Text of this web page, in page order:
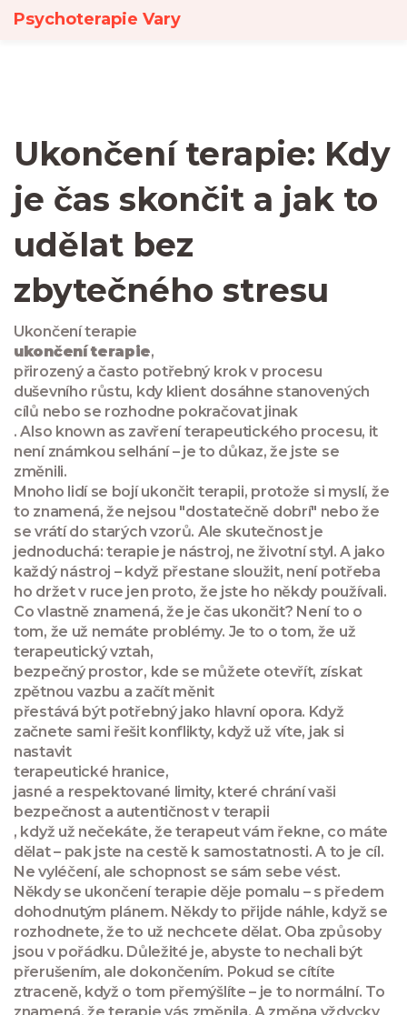
Psychoterapie Vary
Ukončení terapie: Kdy
je čas skončit a jak to
udělat bez
zbytečného stresu
Ukončení terapie
ukončení terapie,
přirozený a často potřebný krok v procesu
duševního růstu, kdy klient dosáhne stanovených
cílů nebo se rozhodne pokračovat jinak
. Also known as zavření terapeutického procesu, it
není známkou selhání – je to důkaz, že jste se
změnili.
Mnoho lidí se bojí ukončit terapii, protože si myslí, že
to znamená, že nejsou "dostatečně dobrí" nebo že
se vrátí do starých vzorů. Ale skutečnost je
jednoduchá: terapie je nástroj, ne životní styl. A jako
každý nástroj – když přestane sloužit, není potřeba
ho držet v ruce jen proto, že jste ho někdy používali.
Co vlastně znamená, že je čas ukončit? Není to o
tom, že už nemáte problémy. Je to o tom, že už
terapeutický vztah,
bezpečný prostor, kde se můžete otevřít, získat
zpětnou vazbu a začít měnit
přestává být potřebný jako hlavní opora. Když
začnete sami řešit konflikty, když už víte, jak si
nastavit
terapeutické hranice,
jasné a respektované limity, které chrání vaši
bezpečnost a autentičnost v terapii
, když už nečekáte, že terapeut vám řekne, co máte
dělat – pak jste na cestě k samostatnosti. A to je cíl.
Ne vyléčení, ale schopnost se sám sebe vést.
Někdy se ukončení terapie děje pomalu – s předem
dohodnutým plánem. Někdy to přijde náhle, když se
rozhodnete, že to už nechcete dělat. Oba způsoby
jsou v pořádku. Důležité je, abyste to nechali být
přerušením, ale dokončením. Pokud se cítíte
ztraceně, když o tom přemýšlíte – je to normální. To